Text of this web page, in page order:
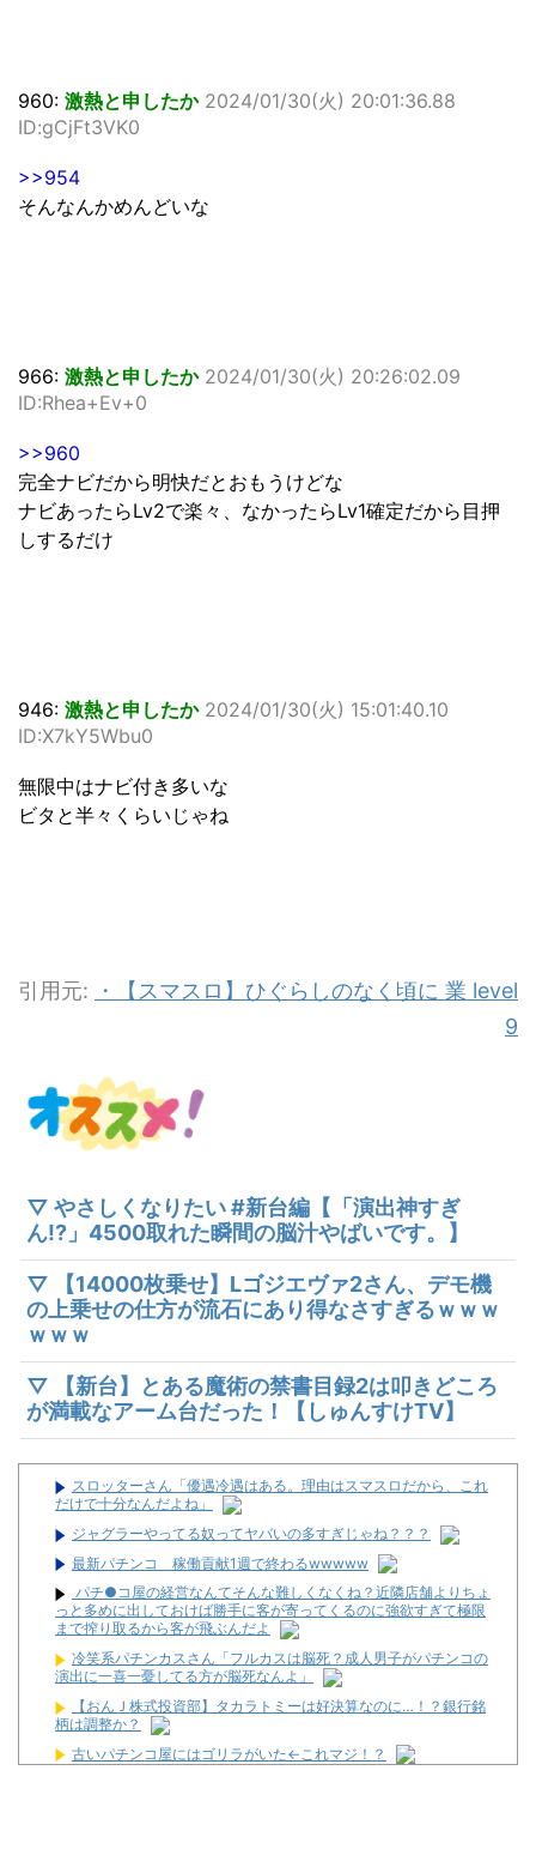
960: 激熱と申したか 2024/01/30(火) 20:01:36.88
ID:gCjFt3VK0
>>954
そんなんかめんどいな
966: 激熱と申したか 2024/01/30(火) 20:26:02.09
ID:Rhea+Ev+0
>>960
完全ナビだから明快だとおもうけどな
ナビあったらLv2で楽々、なかったらLv1確定だから目押
しするだけ
946: 激熱と申したか 2024/01/30(火) 15:01:40.10
ID:X7kY5Wbu0
無限中はナビ付き多いな
ビタと半々くらいじゃね
引用元:
・【スマスロ】ひぐらしのなく頃に 業 level
9
▽ やさしくなりたい #新台編【「演出神すぎ
ん!?」4500取れた瞬間の脳汁やばいです。】
▽ 【14000枚乗せ】Lゴジエヴァ2さん、デモ機
の上乗せの仕方が流石にあり得なさすぎるｗｗｗ
ｗｗｗ
▽ 【新台】とある魔術の禁書目録2は叩きどころ
が満載なアーム台だった！【しゅんすけTV】
スロッターさん「優遇冷遇はある。理由はスマスロだから、これ
だけで十分なんだよね」
ジャグラーやってる奴ってヤバいの多すぎじゃね？？？
最新パチンコ 稼働貢献1週で終わるwwwww
パチ●コ屋の経営なんてそんな難しくなくね？近隣店舗よりちょ
っと多めに出しておけば勝手に客が寄ってくるのに強欲すぎて極限
まで搾り取るから客が飛ぶんだよ
冷笑系パチンカスさん「フルカスは脳死？成人男子がパチンコの
演出に一喜一憂してる方が脳死なんよ」
【おんＪ株式投資部】タカラトミーは好決算なのに…！？銀行銘
柄は調整か？
古いパチンコ屋にはゴリラがいた←これマジ！？